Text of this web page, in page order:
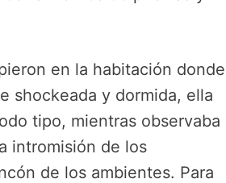
en la habitación donde
shockeada y dormida, ella
tipo, mientras observaba
intromisión de los
de los ambientes. Para